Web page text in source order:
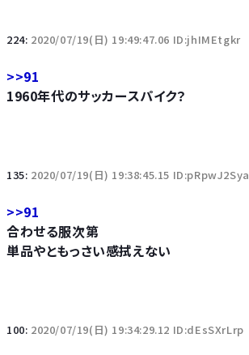
224: 2020/07/19(日) 19:49:47.06 ID:jhIMEtgkr
>>91
1960年代のサッカースパイク？
135: 2020/07/19(日) 19:38:45.15 ID:pRpwJ2Sya
>>91
合わせる服次第
単品やともっさい感拭えない
100: 2020/07/19(日) 19:34:29.12 ID:dEsSXrLrp